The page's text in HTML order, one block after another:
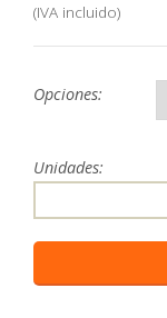
(IVA incluido)
Opciones:
Unidades: